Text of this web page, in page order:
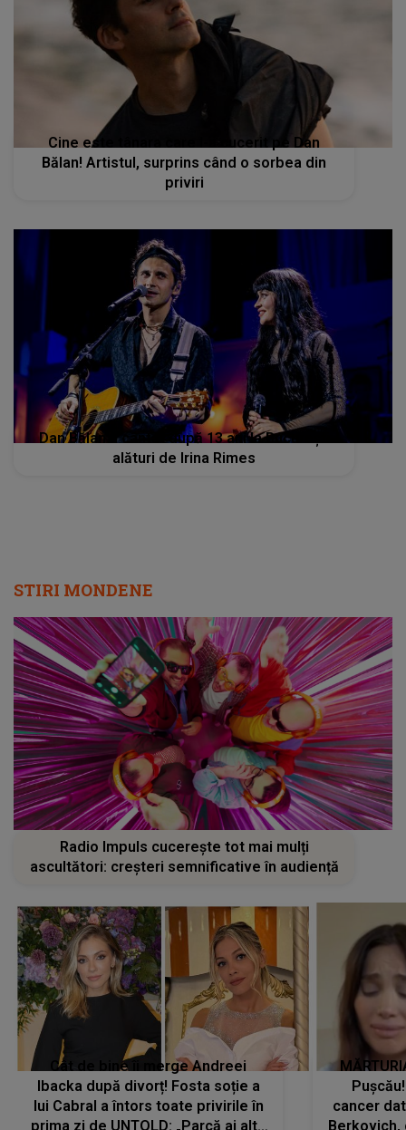
Cine este tânara care l-a cucerit pe Dan
Bălan! Artistul, surprins când o sorbea din
priviri
Dan Bălan a cântat după 13 ani la București
alături de Irina Rimes
STIRI MONDENE
Radio Impuls cucerește tot mai mulți
ascultători: creșteri semnificative în audiență
Cât de bine îi merge Andreei
Ibacka după divorț! Fosta soție a
lui Cabral a întors toate privirile în
prima zi de UNTOLD: „Parcă ai altă
cancer
Berkovich,